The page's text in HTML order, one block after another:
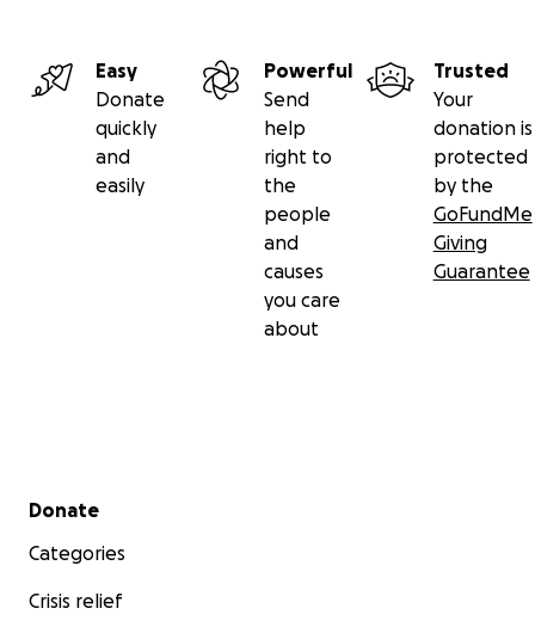
Easy
Donate
quickly
and
easily
Powerful
Send
help
right to
the
people
and
causes
you care
about
Trusted
Your
donation is
protected
by the
GoFundMe
Giving
Guarantee
Secondary menu
Donate
Categories
Crisis relief